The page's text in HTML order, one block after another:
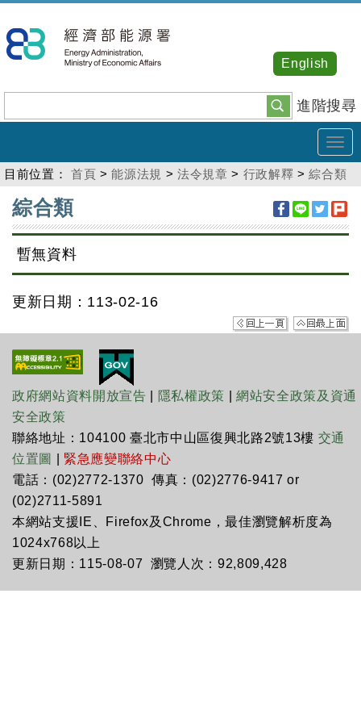
到
主
內
容
進階搜尋
English
目前位置： 首頁 >能源法規 >法令規章 > 行政解釋 >綜合類
:::
綜合類
暫無資料
更新日期：113-02-16
政府網站資料開放宣告 隱私權政策 |網站安全政策及資通
安全政策
聯絡地址：104100 臺北市中山區復興北路2號13樓 交通
位置圖
緊急應變聯絡中心
電話：(02)2772-1370 傳真：(02)2776-9417 or
(02)2711-5891
本網站支援IE、Firefox及Chrome，最佳瀏覽解析度為
1024x768以上
更新日期：115-08-07 瀏覽人次：92,809,428